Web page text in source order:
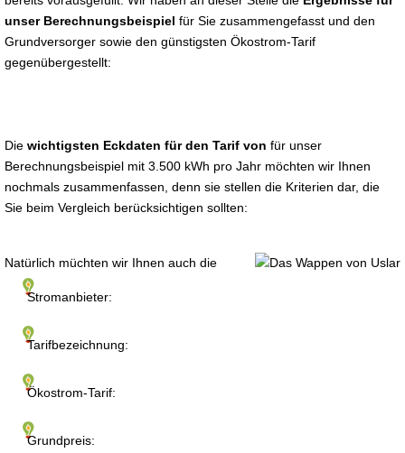
unser Berechnungsbeispiel für Sie zusammengefasst und den
Grundversorger sowie den günstigsten Ökostrom-Tarif
gegenübergestellt:
Die wichtigsten Eckdaten für den Tarif von für unser
Berechnungsbeispiel mit 3.500 kWh pro Jahr möchten wir Ihnen
nochmals zusammenfassen, denn sie stellen die Kriterien dar, die
Sie beim Vergleich berücksichtigen sollten:
Stromanbieter:
Tarifbezeichnung:
Ökostrom-Tarif:
Grundpreis:
Natürlich müchten wir Ihnen auch die